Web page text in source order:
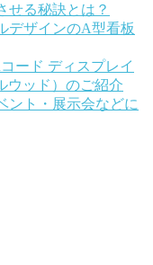
せる秘訣とは？
デザインのA型看板
ード ディスプレイ
ウッド）のご紹介
ント・展示会などに